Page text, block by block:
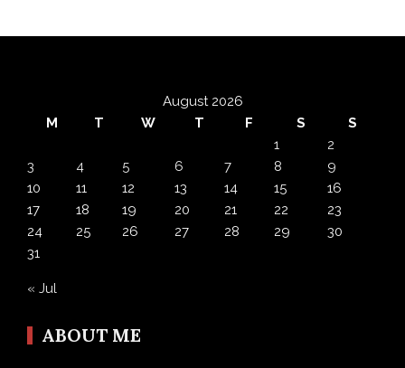
August 2026
M
T W T F S
S
1
2
3
4 5 6 7 8
9
10
11 12 13 14 15
16
17
18 19 20 21 22
23
24
25 26 27 28 29
30
31
« Jul
ABOUT ME